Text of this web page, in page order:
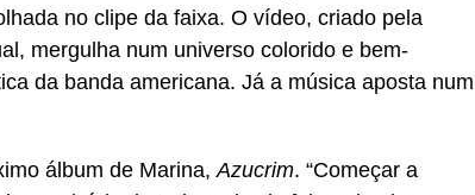
no clipe da faixa. O vídeo, criado pela
mergulha num universo colorido e bem-
da banda americana. Já a música aposta num
álbum de Marina,Azucrim. “Começar a